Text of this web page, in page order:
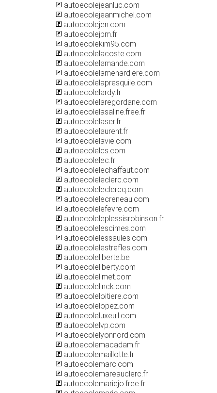
autoecolejeanluc.com
autoecolejeanmichel.com
autoecolejen.com
autoecolejpm.fr
autoecolekim95.com
autoecolelacoste.com
autoecolelamande.com
autoecolelamenardiere.com
autoecolelapresquile.com
autoecolelardy.fr
autoecolelaregordane.com
autoecolelasaline.free.fr
autoecolelaser.fr
autoecolelaurent.fr
autoecolelavie.com
autoecolelcs.com
autoecolelec.fr
autoecolelechaffaut.com
autoecoleleclerc.com
autoecoleleclercq.com
autoecolelecreneau.com
autoecolelefevre.com
autoecoleleplessisrobinson.fr
autoecolelescimes.com
autoecolelessaules.com
autoecolelestrefles.com
autoecoleliberte.be
autoecoleliberty.com
autoecolelimet.com
autoecolelinck.com
autoecoleloitiere.com
autoecolelopez.com
autoecoleluxeuil.com
autoecolelvp.com
autoecolelyonnord.com
autoecolemacadam.fr
autoecolemaillotte.fr
autoecolemarc.com
autoecolemareauclerc.fr
autoecolemariejo.free.fr